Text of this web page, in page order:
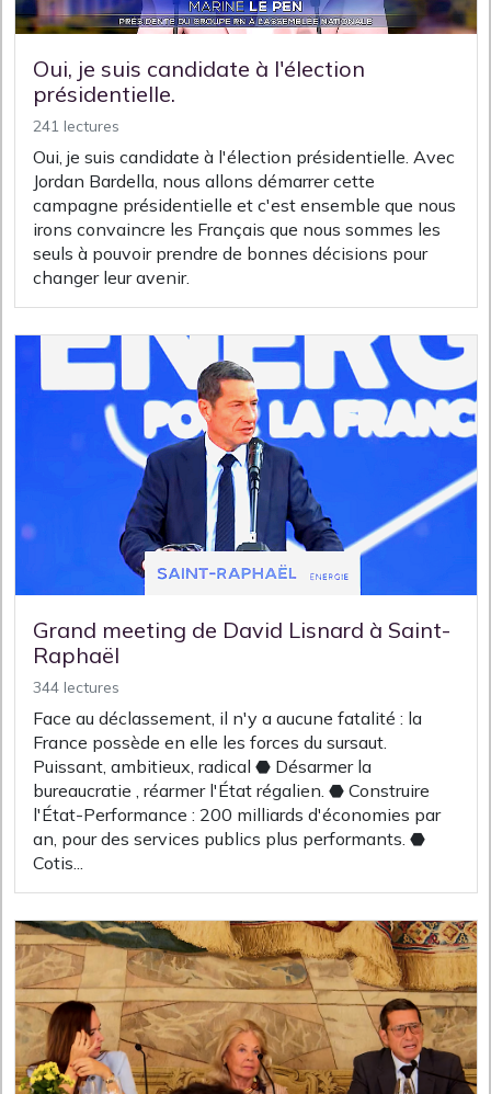
Oui, je suis candidate à l'élection
présidentielle.
241 lectures
Oui, je suis candidate à l'élection présidentielle. Avec
Jordan Bardella, nous allons démarrer cette
campagne présidentielle et c'est ensemble que nous
irons convaincre les Français que nous sommes les
seuls à pouvoir prendre de bonnes décisions pour
changer leur avenir.
Grand meeting de David Lisnard à Saint-
Raphaël
344 lectures
Face au déclassement, il n'y a aucune fatalité : la
France possède en elle les forces du sursaut.
Puissant, ambitieux, radical ⬣ Désarmer la
bureaucratie , réarmer l'État régalien. ⬣ Construire
l'État-Performance : 200 milliards d'économies par
an, pour des services publics plus performants. ⬣
Cotis...